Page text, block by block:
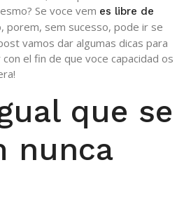
Se voce vem es libre de
porem, sem sucesso, pode ir se
vamos dar algumas dicas para
el fin de que voce capacidad os
que se
nunca